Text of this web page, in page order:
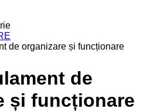
de organizare și funcționare
de
și funcționare